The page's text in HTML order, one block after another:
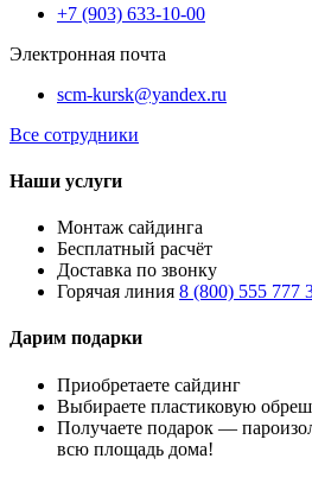
+7 (903) 633-10-00
Электронная почта
scm-kursk@yandex.ru
Все сотрудники
Наши услуги
Монтаж сайдинга
Бесплатный расчёт
Доставка по звонку
Горячая линия 8 (800) 555 777
Дарим подарки
Приобретаете сайдинг
Выбираете пластиковую
Получаете подарок —
всю площадь дома!